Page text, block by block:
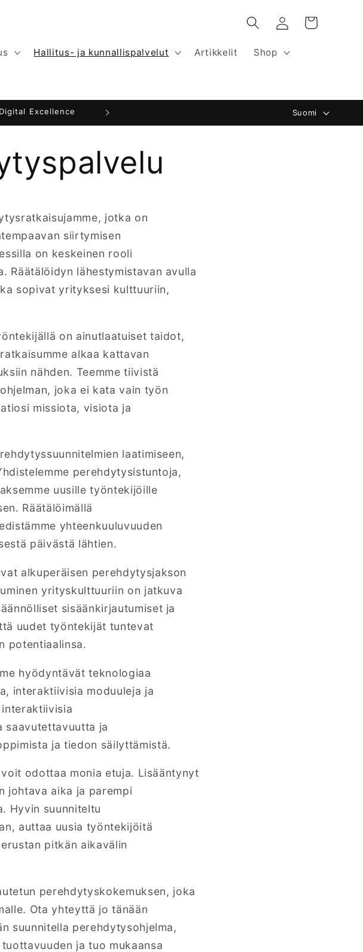
Hallitus- ja kunnallispalvelut Artikkelit Shop
Kirjaudu
sisään
Ostoskori
Digital Excellence
K
i
Suomi
jotka on
siirtymisen
on keskeinen rooli
Räätälöidyn lähestymistavan avulla
sopivat yrityksesi kulttuuriin,
on ainutlaatuiset taidot,
alkaa kattavan
nähden. Teemme tiivistä
joka ei kata vain työn
missiota, visiota ja
laatimiseen,
perehdytysistuntoja,
uusille työntekijöille
Räätälöimällä
yhteenkuuluvuuden
päivästä lähtien.
alkuperäisen perehdytysjakson
yrityskulttuuriin on jatkuva
sisäänkirjautumiset ja
uudet työntekijät tuntevat
potentiaalinsa.
hyödyntävät teknologiaa
interaktiivisia moduuleja ja
saavutettavuutta ja
ja tiedon säilyttämistä.
odottaa monia etuja. Lisääntynyt
johtava aika ja parempi
Hyvin suunniteltu
auttaa uusia työntekijöitä
pitkän aikavälin
perehdytyskokemuksen, joka
Ota yhteyttä jo tänään
suunnitella perehdytysohjelma,
ja tuo mukaansa